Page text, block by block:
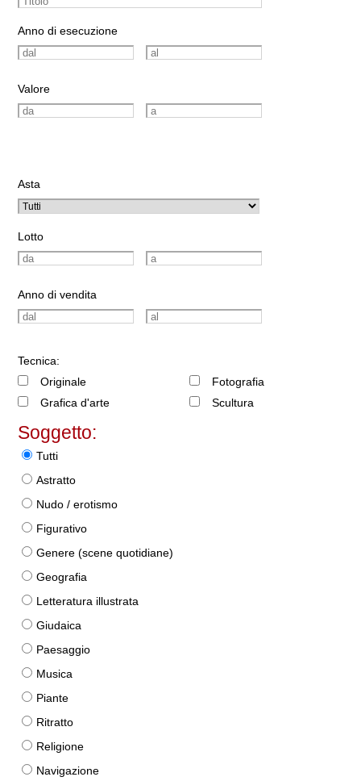
Anno di esecuzione
Valore
Asta
Lotto
Anno di vendita
Tecnica:
Originale
Grafica d'arte
Fotografia
Scultura
Soggetto:
Tutti
Astratto
Nudo / erotismo
Figurativo
Genere (scene quotidiane)
Geografia
Letteratura illustrata
Giudaica
Paesaggio
Musica
Piante
Ritratto
Religione
Navigazione